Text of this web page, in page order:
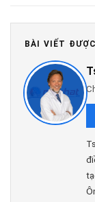
BÀI VIẾT